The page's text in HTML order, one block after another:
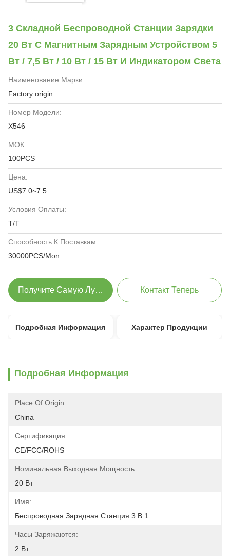
3 Складной Беспроводной Станции Зарядки
20 Вт С Магнитным Зарядным Устройством 5
Вт / 7,5 Вт / 10 Вт / 15 Вт И Индикатором Света
Наименование Марки:
Factory origin
Номер Модели:
X546
МОК:
100PCS
Цена:
US$7.0~7.5
Условия Оплаты:
T/T
Способность К Поставкам:
30000PCS/Mon
Получите Самую Лучшую Цену Контакт Теперь
Подробная Информация Характер Продукции
Подробная Информация
Place Of Origin:
China
Сертификация:
CE/FCC/ROHS
Номинальная Выходная Мощность:
20 Вт
Имя:
Беспроводная Зарядная Станция 3 В 1
Часы Заряжаются:
2 Вт